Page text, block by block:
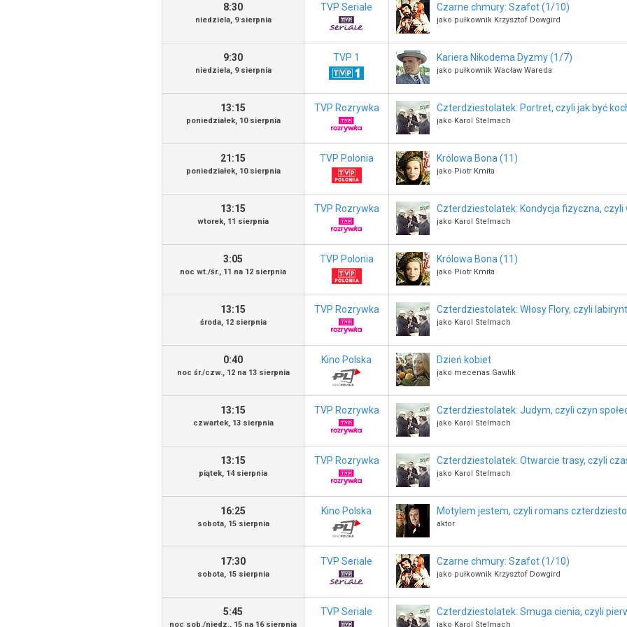
8:30
niedziela, 9 sierpnia
TVP Seriale Czarne chmury: Szafot (1/10)
jako pułkownik Krzysztof Dowgird
9:30
niedziela, 9 sierpnia
TVP 1 Kariera Nikodema Dyzmy (1/7)
jako pułkownik Wacław Wareda
13:15
poniedziałek, 10 sierpnia
TVP Rozrywka Czterdziestolatek: Portret, czyli jak być
jako Karol Stelmach
21:15
poniedziałek, 10 sierpnia
TVP Polonia Królowa Bona (11)
jako Piotr Kmita
13:15
wtorek, 11 sierpnia
TVP Rozrywka Czterdziestolatek: Kondycja fizyczna,
jako Karol Stelmach
3:05
noc wt./śr., 11 na 12 sierpnia
TVP Polonia Królowa Bona (11)
jako Piotr Kmita
13:15
środa, 12 sierpnia
TVP Rozrywka Czterdziestolatek: Włosy Flory, czyli
jako Karol Stelmach
0:40
noc śr./czw., 12 na 13 sierpnia
Kino Polska Dzień kobiet
jako mecenas Gawlik
13:15
czwartek, 13 sierpnia
TVP Rozrywka Czterdziestolatek: Judym, czyli czyn
jako Karol Stelmach
13:15
piątek, 14 sierpnia
TVP Rozrywka Czterdziestolatek: Otwarcie trasy, czyli
jako Karol Stelmach
16:25
sobota, 15 sierpnia
Kino Polska Motylem jestem, czyli romans
aktor
17:30
sobota, 15 sierpnia
TVP Seriale Czarne chmury: Szafot (1/10)
jako pułkownik Krzysztof Dowgird
5:45
noc sob./niedz., 15 na 16 sierpnia
TVP Seriale Czterdziestolatek: Smuga cienia, czyli
jako Karol Stelmach